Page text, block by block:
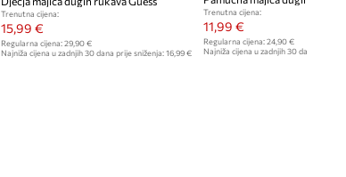
Trenutna cijena:
15,99 €
Regularna cijena:29,90 €
Najniža cijena u zadnjih 30 dana prije sniženja:16,99 €
Trenutna cijena:
11,99 €
Regularna cijena: 24,90 €
Najniža cijena u zadnjih 30 dana prije